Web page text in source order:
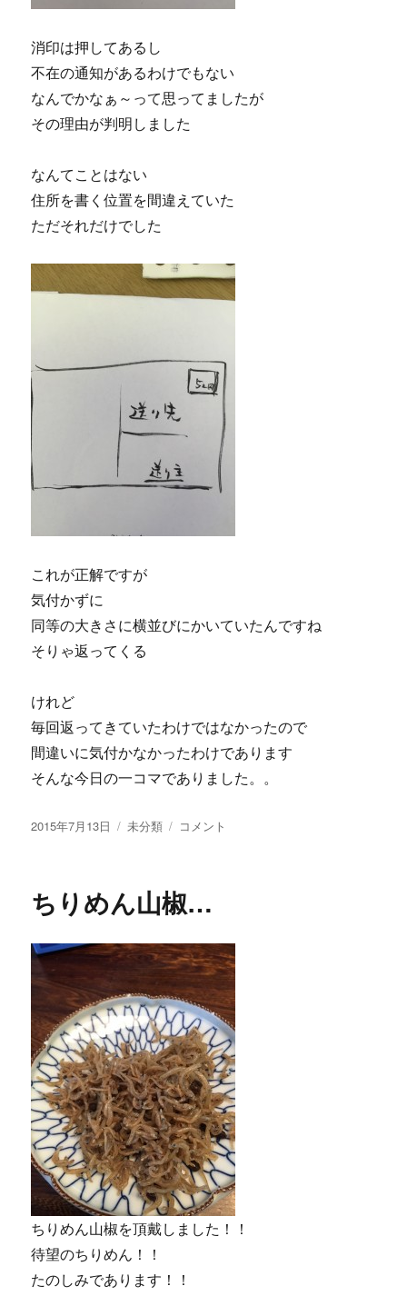
消印は押してあるし
不在の通知があるわけでもない
なんでかなぁ～って思ってましたが
その理由が判明しました
なんてことはない
住所を書く位置を間違えていた
ただそれだけでした
これが正解ですが
気付かずに
同等の大きさに横並びにかいていたんですね
そりゃ返ってくる
けれど
毎回返ってきていたわけではなかったので
間違いに気付かなかったわけであります
そんな今日の一コマでありました。。
投
2015年7月13日
カ
ー
未分類
今
コ
マ…
に
コメント
ちりめん山椒…
ちりめん山椒を頂戴しました！！
待望のちりめん！！
たのしみであります！！